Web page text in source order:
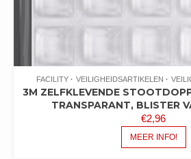
FACILITY VEILIGHEIDSARTIKELEN
3M ZELFKLEVENDE
TRANSPARANT, BLISTER
€2,96
MEER INFO!